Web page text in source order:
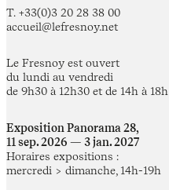
T. +33(0)3 20 28 38 00
accueil@lefresnoy.net
Le Fresnoy est ouvert
du lundi au vendredi
de 9h30 à 12h30 et de 14h à 18h
Exposition Panorama 28,
11 sep. 2026 — 3 jan. 2027
Horaires expositions :
mercredi > dimanche, 14h-19h